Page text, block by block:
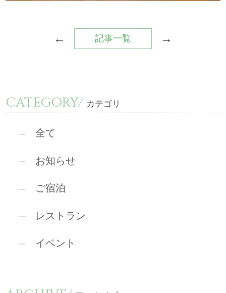
← 記事一覧 →
CATEGORY/ カテゴリ
全て
お知らせ
ご宿泊
レストラン
イベント